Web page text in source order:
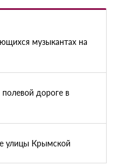
музыкантах на
дороге в
улицы Крымской